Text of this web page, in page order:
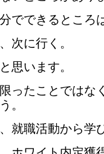
でできるところ
次に行く。
思います。
ったことではな
。
就職活動から学